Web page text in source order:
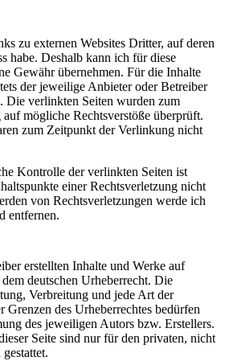
zu externen Websites Dritter, auf deren
habe. Deshalb kann ich für diese
Gewähr übernehmen. Für die Inhalte
der jeweilige Anbieter oder Betreiber
Die verlinkten Seiten wurden zum
mögliche Rechtsverstöße überprüft.
zum Zeitpunkt der Verlinkung nicht
Kontrolle der verlinkten Seiten ist
einer Rechtsverletzung nicht
von Rechtsverletzungen werde ich
entfernen.
erstellten Inhalte und Werke auf
deutschen Urheberrecht. Die
Verbreitung und jede Art der
Grenzen des Urheberrechtes bedürfen
des jeweiligen Autors bzw. Erstellers.
Seite sind nur für den privaten, nicht